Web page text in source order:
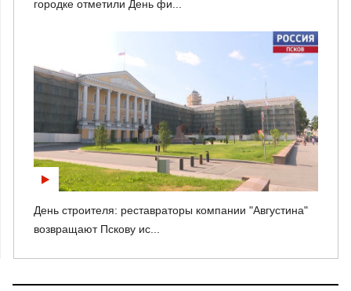
городке отметили День фи...
День строителя: реставраторы компании "Августина"
возвращают Пскову ис...